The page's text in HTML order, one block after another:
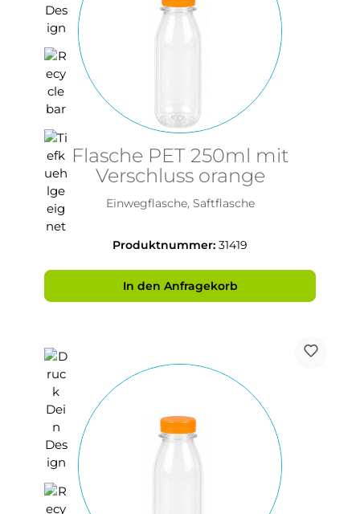
Flasche PET 250ml mit
Verschluss orange
Einwegflasche, Saftflasche
Produktnummer: 31419
In den Anfragekorb